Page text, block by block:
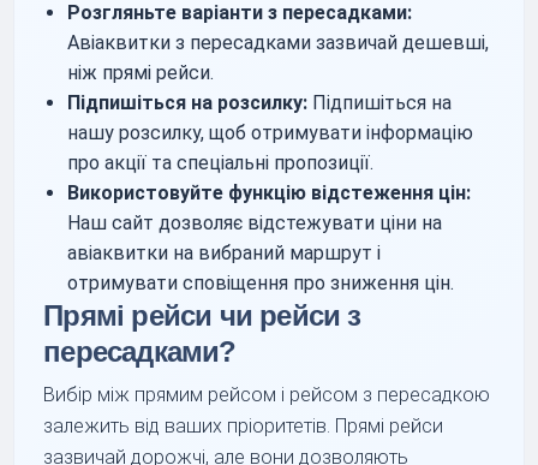
Розгляньте варіанти з пересадками:
Авіаквитки з пересадками зазвичай дешевші,
ніж прямі рейси.
Підпишіться на розсилку: Підпишіться на
нашу розсилку, щоб отримувати інформацію
про акції та спеціальні пропозиції.
Використовуйте функцію відстеження цін:
Наш сайт дозволяє відстежувати ціни на
авіаквитки на вибраний маршрут і
отримувати сповіщення про зниження цін.
Прямі рейси чи рейси з
пересадками?
Вибір між прямим рейсом і рейсом з пересадкою
залежить від ваших пріоритетів. Прямі рейси
зазвичай дорожчі, але вони дозволяють